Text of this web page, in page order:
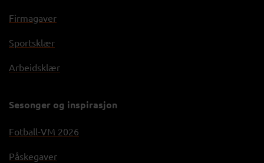
Firmagaver
Sportsklær
Arbeidsklær
Sesonger og inspirasjon
Fotball-VM 2026
Påskegaver